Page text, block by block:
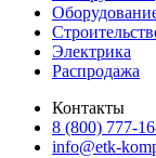
Электрика
Распродажа
Контакты
8 (800) 777-
info@etk-